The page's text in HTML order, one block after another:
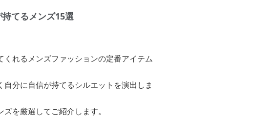
てるメンズ15選
れるメンズファッションの定番アイテム
分に自信が持てるシルエットを演出しま
を厳選してご紹介します。